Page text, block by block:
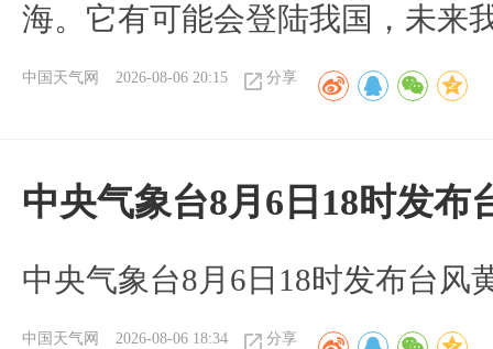
海。它有可能会登陆我国，未来
中国天气网 2026-08-06 20:15 分享
中央气象台8月6日18时发布
中央气象台8月6日18时发布台风
中国天气网 2026-08-06 18:34 分享